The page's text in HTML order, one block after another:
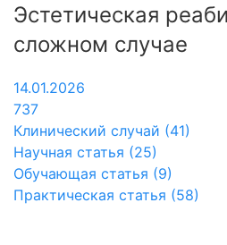
Эстетическая
сложном случае
14.01.2026
737
Клинический случай (41)
Научная статья (25)
Обучающая статья (9)
Практическая статья (58)